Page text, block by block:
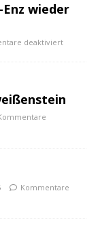
wieder
deaktiviert
Kommentare